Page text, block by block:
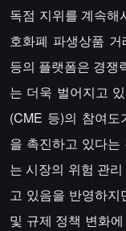
독점 지위를 계속해
호화폐 파생상품
등의 플랫폼은 경쟁
는 더욱 벌어지고
(CME 등)의 참여
을 촉진하고 있다
는 시장의 위험 관
고 있음을 반영하
및 규제 정책 변화